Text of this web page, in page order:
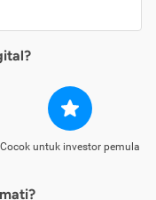
Cocok untuk investor pemula